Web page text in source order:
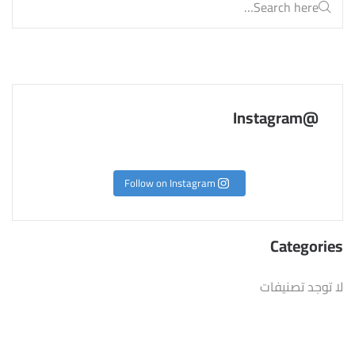
@Instagram
Follow on Instagram
Categories
لا توجد تصنيفات